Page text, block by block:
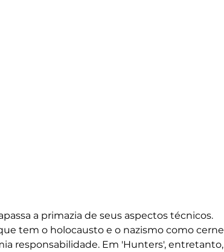
a primazia de seus aspectos técnicos.
tem o holocausto e o nazismo como cerne
responsabilidade. Em 'Hunters', entretanto,